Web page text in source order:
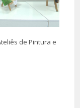
de Pintura e